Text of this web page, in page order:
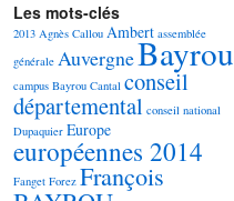
Les mots-clés
2013 Agnès Callou Ambert assemblée
générale AuvergneBayrou
campus Bayrou Cantal conseil
départemental conseil national
Dupaquier Europe
européennes 2014
Fanget Forez François